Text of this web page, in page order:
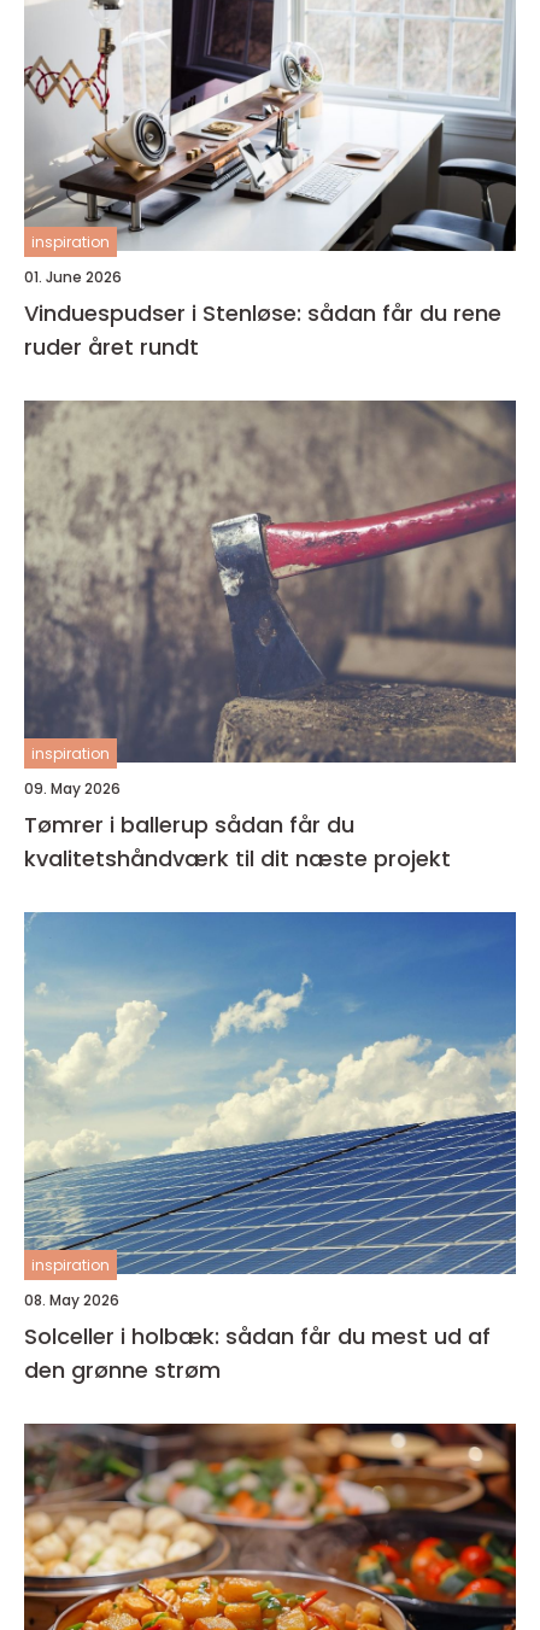
inspiration
01. June 2026
Vinduespudser i Stenløse: sådan får du rene
ruder året rundt
inspiration
09. May 2026
Tømrer i ballerup sådan får du
kvalitetshåndværk til dit næste projekt
inspiration
08. May 2026
Solceller i holbæk: sådan får du mest ud af
den grønne strøm